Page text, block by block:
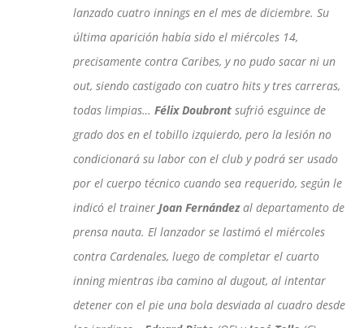
lanzado cuatro innings en el mes de diciembre. Su
última aparición había sido el miércoles 14,
precisamente contra Caribes, y no pudo sacar ni un
out, siendo castigado con cuatro hits y tres carreras,
todas limpias… Félix Doubront sufrió esguince de
grado dos en el tobillo izquierdo, pero la lesión no
condicionará su labor con el club y podrá ser usado
por el cuerpo técnico cuando sea requerido, según le
indicó el trainer Joan Fernándezal departamento de
prensa nauta. El lanzador se lastimó el miércoles
contra Cardenales, luego de completar el cuarto
inning mientras iba camino al dugout, al intentar
detener con el pie una bola desviada al cuadro desde